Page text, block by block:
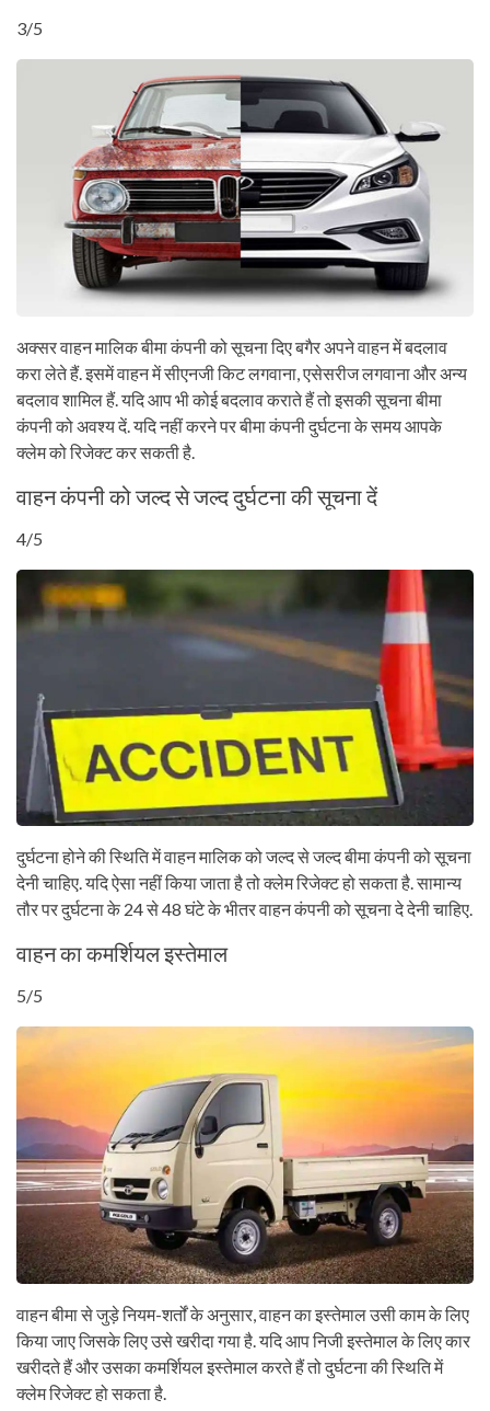
3/5
अक्सर वाहन मालिक बीमा कंपनी को सूचना दिए बगैर अपने वाहन में बदलाव
करा लेते हैं. इसमें वाहन में सीएनजी किट लगवाना, एसेसरीज लगवाना और अन्य
बदलाव शामिल हैं. यदि आप भी कोई बदलाव कराते हैं तो इसकी सूचना बीमा
कंपनी को अवश्य दें. यदि नहीं करने पर बीमा कंपनी दुर्घटना के समय आपके
क्लेम को रिजेक्ट कर सकती है.
वाहन कंपनी को जल्द से जल्द दुर्घटना की सूचना दें
4/5
दुर्घटना होने की स्थिति में वाहन मालिक को जल्द से जल्द बीमा कंपनी को सूचना
देनी चाहिए. यदि ऐसा नहीं किया जाता है तो क्लेम रिजेक्ट हो सकता है. सामान्य
तौर पर दुर्घटना के 24 से 48 घंटे के भीतर वाहन कंपनी को सूचना दे देनी चाहिए.
वाहन का कमर्शियल इस्तेमाल
5/5
वाहन बीमा से जुड़े नियम-शर्तों के अनुसार, वाहन का इस्तेमाल उसी काम के लिए
किया जाए जिसके लिए उसे खरीदा गया है. यदि आप निजी इस्तेमाल के लिए कार
खरीदते हैं और उसका कमर्शियल इस्तेमाल करते हैं तो दुर्घटना की स्थिति में
क्लेम रिजेक्ट हो सकता है.